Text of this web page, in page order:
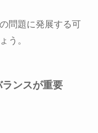
問題に発展する可
う。
ンスが重要